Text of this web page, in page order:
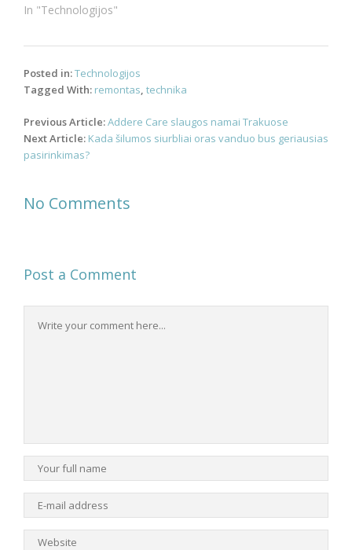
In "Technologijos"
Posted in:Technologijos
Tagged With: remontas, technika
Post
navigation
Previous Article:Addere Care slaugos namai Trakuose
Next Article: Kada šilumos siurbliai oras vanduo bus geriausias
pasirinkimas?
No Comments
Post a Comment